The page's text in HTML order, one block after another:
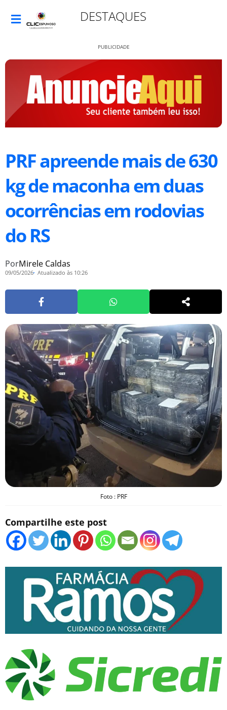
DESTAQUES
PUBLICIDADE
PRF apreende mais de 630
kg de maconha em duas
ocorrências em rodovias
do RS
PorMirele Caldas
09/05/2026 Atualizado às 10:26
Foto : PRF
Compartilhe este post